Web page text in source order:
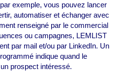
exemple, vous pouvez lancer
automatiser et échanger avec
renseigné par le commercial
ou campagnes, LEMLIST
par mail et/ou par LinkedIn. Un
indique quand le
prospect intéressé.